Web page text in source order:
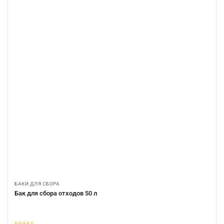
БАКИ ДЛЯ СБОРА
Бак для сбора отходов 50 л